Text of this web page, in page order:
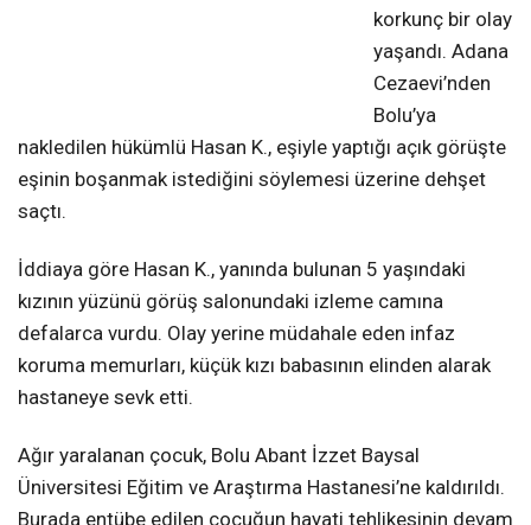
korkunç bir olay
yaşandı. Adana
Cezaevi’nden
Bolu’ya
nakledilen hükümlü Hasan K., eşiyle yaptığı açık görüşte
eşinin boşanmak istediğini söylemesi üzerine dehşet
saçtı.
İddiaya göre Hasan K., yanında bulunan 5 yaşındaki
kızının yüzünü görüş salonundaki izleme camına
defalarca vurdu. Olay yerine müdahale eden infaz
koruma memurları, küçük kızı babasının elinden alarak
hastaneye sevk etti.
Ağır yaralanan çocuk, Bolu Abant İzzet Baysal
Üniversitesi Eğitim ve Araştırma Hastanesi’ne kaldırıldı.
Burada entübe edilen çocuğun hayati tehlikesinin devam